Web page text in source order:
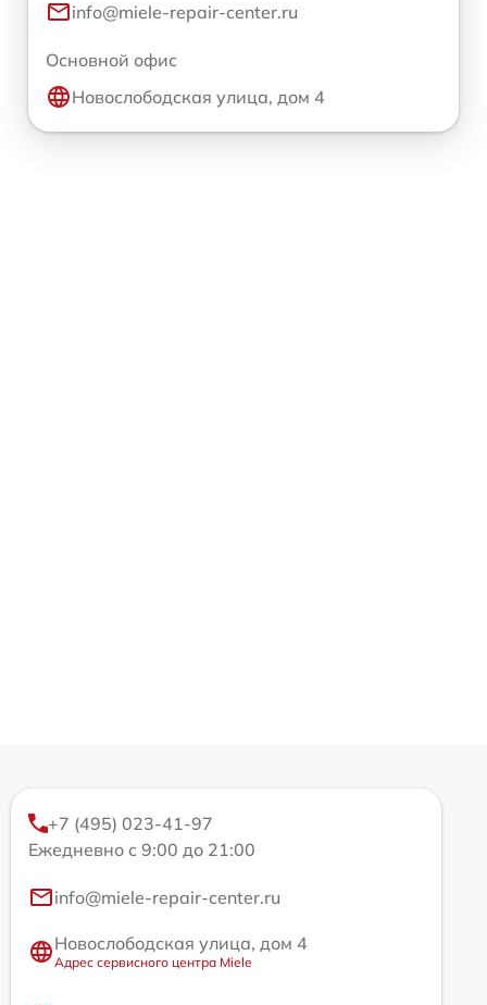
info@miele-repair-center.ru
Основной офис
Новослободская улица, дом 4
+7 (495) 023-41-97
Ежедневно с 9:00 до 21:00
info@miele-repair-center.ru
Новослободская улица, дом 4
Адрес сервисного центра Miele